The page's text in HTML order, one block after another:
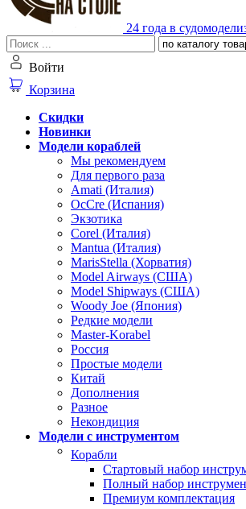
24 года в
Войти
Корзина
Скидки
Новинки
Модели кораблей
Мы рекомендуем
Для первого раза
Amati (Италия)
OcCre (Испания)
Экзотика
Corel (Италия)
Mantua (Италия)
MarisStella (Хорватия)
Model Airways (США)
Model Shipways (США)
Woody Joe (Япония)
Редкие модели
Master-Korabel
Россия
Простые модели
Китай
Дополнения
Разное
Некондиция
Модели с инструментом
Корабли
Стартовый набор
Полный набор
Премиум комплектация